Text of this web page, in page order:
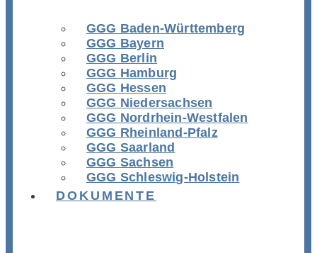
GGG Baden-Württemberg
GGG Bayern
GGG Berlin
GGG Hamburg
GGG Hessen
GGG Niedersachsen
GGG Nordrhein-Westfalen
GGG Rheinland-Pfalz
GGG Saarland
GGG Sachsen
GGG Schleswig-Holstein
DOKUMENTE